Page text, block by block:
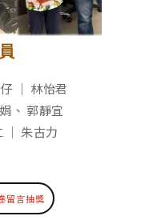
│ 林怡君
、 郭靜宜
│ 朱古力
留言抽獎